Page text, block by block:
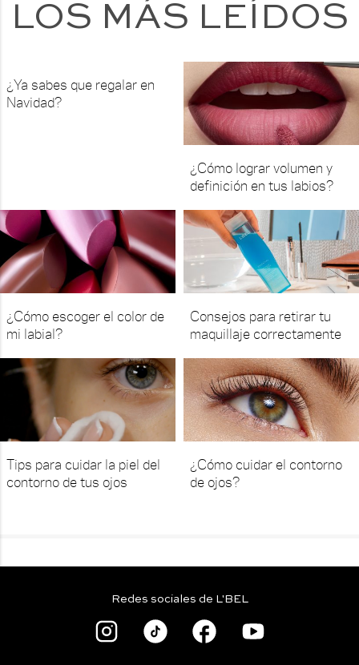
LOS MÁS LEÍDOS
¿Ya sabes que regalar en
Navidad?
¿Cómo lograr volumen y
definición en tus labios?
¿Cómo escoger el color de
mi labial?
Consejos para retirar tu
maquillaje correctamente
Tips para cuidar la piel del
contorno de tus ojos
¿Cómo cuidar el contorno
de ojos?
Redes sociales de L'BEL